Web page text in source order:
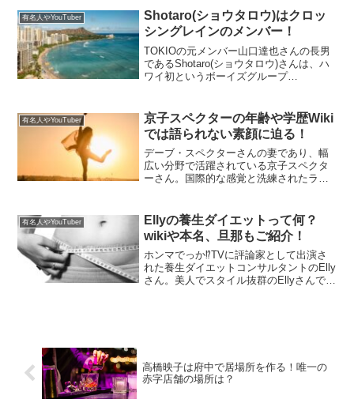
す。何か事件に巻き込まれたの？本人が
脅迫されたの？と、気に...
有名人やYouTuber
Shotaro(ショウタロウ)はクロッ
シングレインのメンバー！
TOKIOの元メンバー山口達也さんの長男
であるShotaro(ショウタロウ)さんは、ハ
ワイ初というボーイズグループ
ルや、グループのメンバーについてご...
有名人やYouTuber
京子スペクターの年齢や学歴Wiki
では語られない素顔に迫る！
デーブ・スペクターさんの妻であり、幅
広い分野で活躍されている京子スペクタ
ーさん。国際的な感覚と洗練されたライ
は、どのような物語が隠されているので
しょうか。本記事では、年齢...
有名人やYouTuber
Ellyの養生ダイエットって何？
wikiや本名、旦那もご紹介！
ホンマでっか⁉TVに評論家として出演さ
れた養生ダイエットコンサルタントのElly
さん。美人でスタイル抜群のEllyさんです
高橋映子は府中で居場所を作る！唯一の
赤字店舗の場所は？